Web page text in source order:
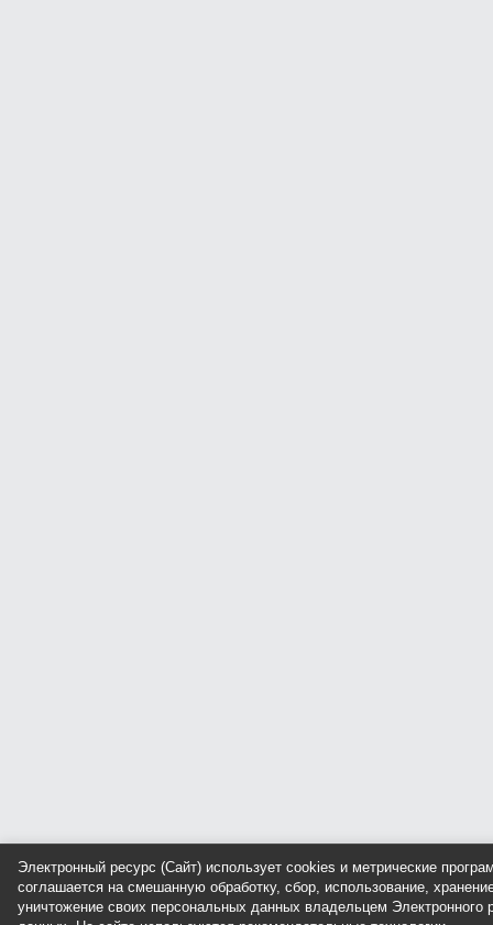
Электронный ресурс (Сайт) использует cookies и метрические
соглашается на смешанную обработку, сбор, использование,
уничтожение своих персональных данных владельцем Электронного